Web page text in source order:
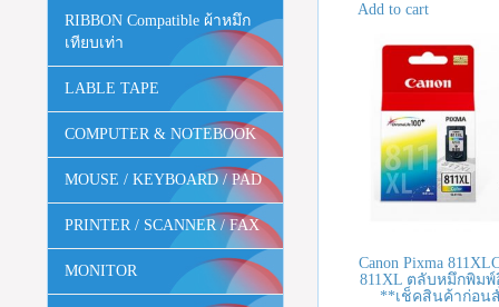
Add to cart
Canon Pixma
811XL ตลับหมึกพิมพ์
**เช็คสินค้าก่อน
RIBBON Compatible ผ้าหมึก
เทียบเท่า
LABLE TAPE
COMPUTER & NOTEBOOK
MOUSE / KEYBOARD / PAD
PRINTER / SCANNER / FAX
MONITOR